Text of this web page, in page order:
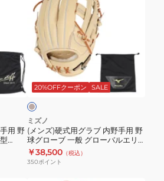
用 野
ズ)
硬
ラ
ブ
内
野
手
用
20%OFFクーポン SALE
ミズノ
(メンズ)硬式用グラブ 内野手用 野
球グローブ 一般 グローバルエリ
ート Hselection SIGNA AXI
1AJGH31423 8049
￥38,500 （税込）
350ポイント